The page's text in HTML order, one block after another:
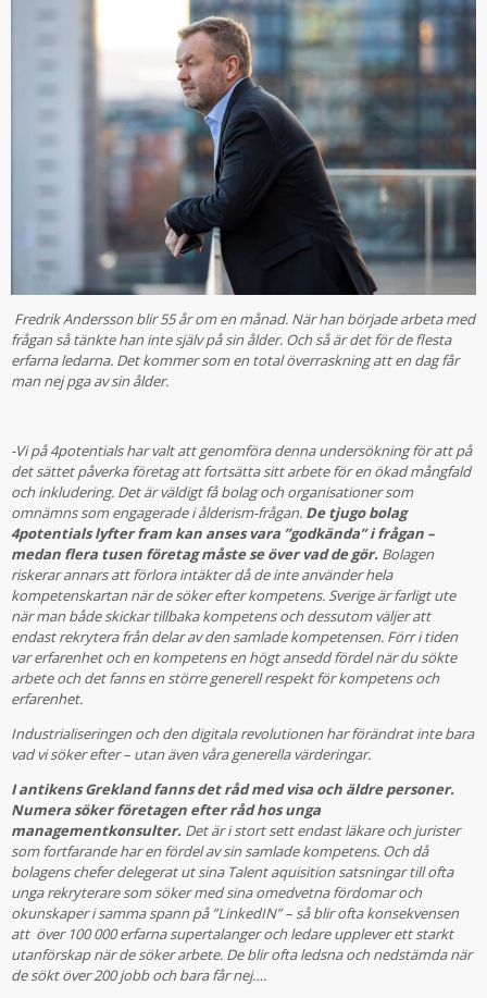
Fredrik Andersson blir 55 år om en månad. När han började arbeta med
frågan så tänkte han inte själv på sin ålder. Och så är det för de flesta
erfarna ledarna. Det kommer som en total överraskning att en dag får
man nej pga av sin ålder.
-Vi på 4potentials har valt att genomföra denna undersökning för att på
det sättet påverka företag att fortsätta sitt arbete för en ökad mångfald
och inkludering. Det är väldigt få bolag och organisationer som
omnämns som engagerade i ålderism-frågan. De tjugo bolag
4potentials lyfter fram kan anses vara ”godkända” i frågan –
medan flera tusen företag måste se över vad de gör. Bolagen
riskerar annars att förlora intäkter då de inte använder hela
kompetenskartan när de söker efter kompetens. Sverige är farligt ute
när man både skickar tillbaka kompetens och dessutom väljer att
endast rekrytera från delar av den samlade kompetensen. Förr i tiden
var erfarenhet och en kompetens en högt ansedd fördel när du sökte
arbete och det fanns en större generell respekt för kompetens och
erfarenhet.
Industrialiseringen och den digitala revolutionen har förändrat inte bara
vad vi söker efter – utan även våra generella värderingar.
I antikens Grekland fanns det råd med visa och äldre personer.
Numera söker företagen efter råd hos unga
managementkonsulter. Det är i stort sett endast läkare och jurister
som fortfarande har en fördel av sin samlade kompetens. Och då
bolagens chefer delegerat ut sina Talent aquisition satsningar till ofta
unga rekryterare som söker med sina omedvetna fördomar och
okunskaper i samma spann på ”LinkedIN” – så blir ofta konsekvensen
att över 100 000 erfarna supertalanger och ledare upplever ett starkt
utanförskap när de söker arbete. De blir ofta ledsna och nedstämda när
de sökt över 200 jobb och bara får nej….